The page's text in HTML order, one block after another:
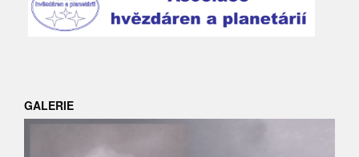
GALERIE